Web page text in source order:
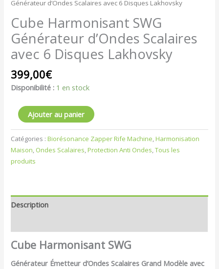
Générateur d’Ondes Scalaires avec 6 Disques Lakhovsky
Cube Harmonisant SWG
Générateur d’Ondes Scalaires
avec 6 Disques Lakhovsky
399,00€
Disponibilité : 1 en stock
Ajouter au panier
Catégories :Biorésonance Zapper Rife Machine,Harmonisation
Maison, Ondes Scalaires,Protection Anti Ondes,Tous les
produits
Description
Cube Harmonisant SWG
Générateur Émetteur d’Ondes Scalaires Grand Modèle avec